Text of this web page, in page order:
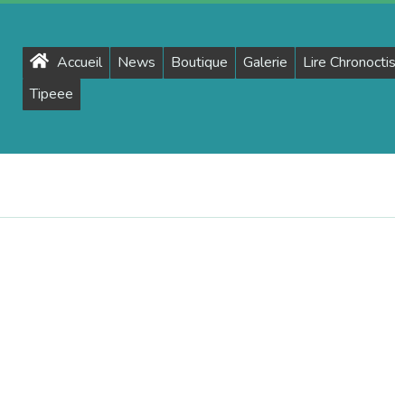
Primary
Accueil News Boutique Galerie Lire
Tipeee